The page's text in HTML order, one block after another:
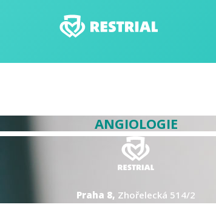
ANGIOLOGIE
Praha 8, Zhořelecká 514/2